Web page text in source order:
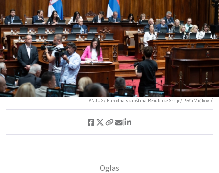
TANJUG/ Narodna skupština Republike Srbije/ Peđa Vučković